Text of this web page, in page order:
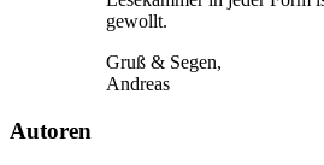
gewollt.
Gruß & Segen,
Andreas
Autoren